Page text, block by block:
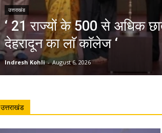
उत्तराखंड
‘ 21 राज्यों के 500 से अधिक
देहरादून का लाॅ काॅलेज ‘
Indresh Kohli - August 6, 2026
उत्तराखंड